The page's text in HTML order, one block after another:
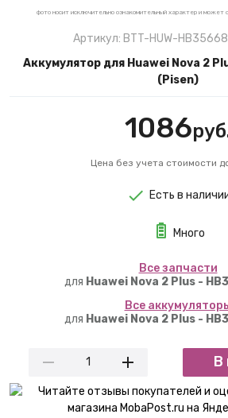
фото носит исключительно ознакомительный характер и может
Артикул: BTT-HUW-
Аккумулятор для Huawei Nova 2
(Pisen)
1086
Цена без учета стоимости
Есть в
Много
Вcе запчасти
для Huawei Nova 2 Plus -
Вcе
для Huawei Nova 2 Plus -
В